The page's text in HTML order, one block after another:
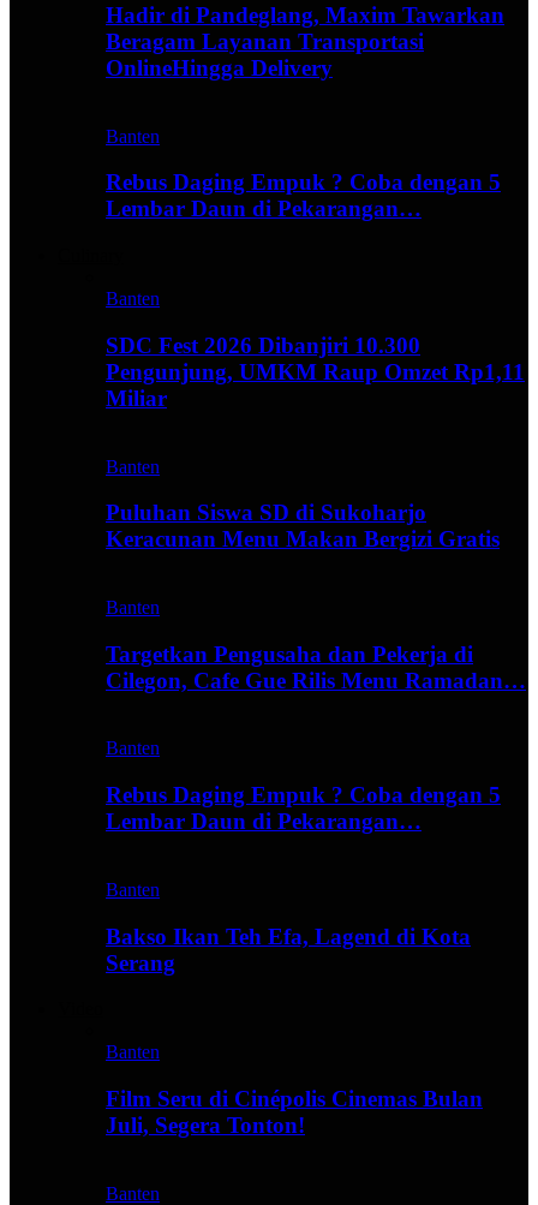
Hadir di Pandeglang, Maxim Tawarkan
Beragam Layanan Transportasi
OnlineHingga Delivery
Banten
Rebus Daging Empuk ? Coba dengan 5
Lembar Daun di Pekarangan…
Banten
SDC Fest 2026 Dibanjiri 10.300
Pengunjung, UMKM Raup Omzet Rp1,11
Miliar
Banten
Puluhan Siswa SD di Sukoharjo
Keracunan Menu Makan Bergizi Gratis
Banten
Targetkan Pengusaha dan Pekerja di
Cilegon, Cafe Gue Rilis Menu Ramadan…
Banten
Rebus Daging Empuk ? Coba dengan 5
Lembar Daun di Pekarangan…
Banten
Bakso Ikan Teh Efa, Lagend di Kota
Serang
Banten
Film Seru di Cinépolis Cinemas Bulan
Juli, Segera Tonton!
Banten